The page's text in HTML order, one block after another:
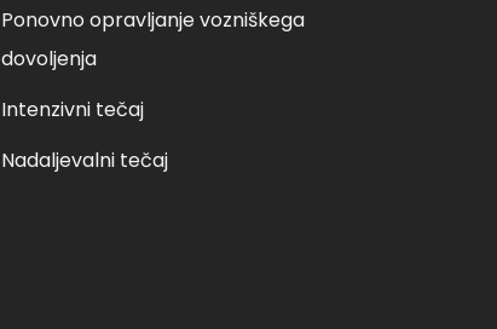
Ponovno opravljanje vozniškega
dovoljenja
Intenzivni tečaj
Nadaljevalni tečaj